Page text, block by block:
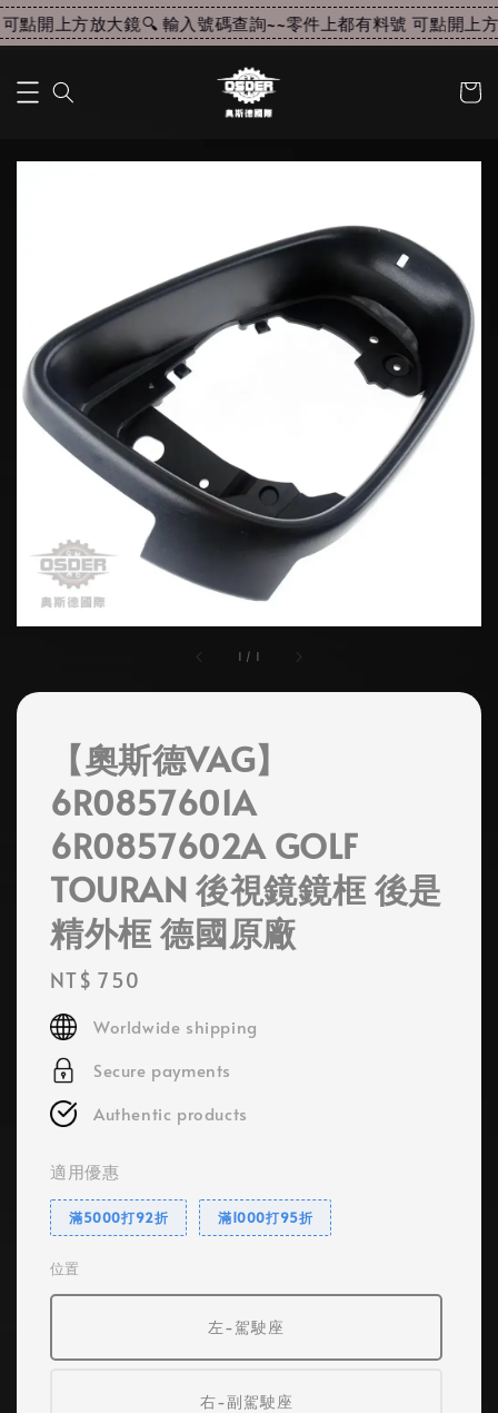
點開上方放大鏡🔍 輸入號碼查詢~~零件上都有料號 可點開上
1 / 1
【奧斯德VAG】
6R0857601A
6R0857602A GOLF
TOURAN 後視鏡鏡框 後是
精外框 德國原廠
Regular
price
NT$ 750
Worldwide shipping
Secure payments
Authentic products
適用優惠
滿5000打92折 滿1000打95折
位置
左-駕駛座
右-副駕駛座